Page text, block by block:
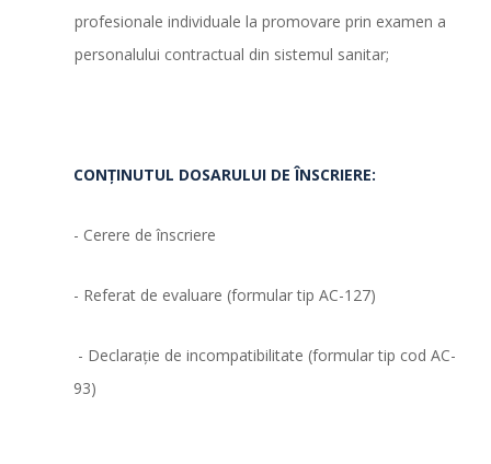
profesionale individuale la promovare prin examen a
personalului contractual din sistemul sanitar;
CONȚINUTUL DOSARULUI DE ÎNSCRIERE:
- Cerere de înscriere
- Referat de evaluare (formular tip AC-127)
- Declarație de incompatibilitate (formular tip cod AC-
93)